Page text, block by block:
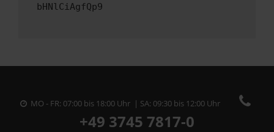
bHNlCiAgfQp9
MO - FR: 07:00 bis 18:00 Uhr | SA: 09:30 bis 12:00 Uhr
+49 3745 7817-0